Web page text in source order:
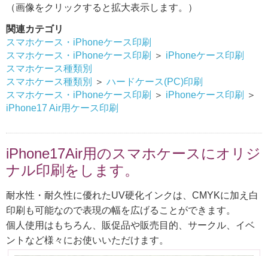
（画像をクリックすると拡大表示します。）
関連カテゴリ
スマホケース・iPhoneケース印刷
スマホケース・iPhoneケース印刷
＞ iPhoneケース印刷
スマホケース種類別
スマホケース種類別
＞ ハードケース(PC)印刷
スマホケース・iPhoneケース印刷
＞ iPhoneケース印刷
＞
iPhone17 Air用ケース印刷
iPhone17Air用のスマホケースにオリジ
ナル印刷をします。
耐水性・耐久性に優れたUV硬化インクは、CMYKに加え白
印刷も可能なので表現の幅を広げることができます。
個人使用はもちろん、販促品や販売目的、サークル、イベ
ントなど様々にお使いいただけます。